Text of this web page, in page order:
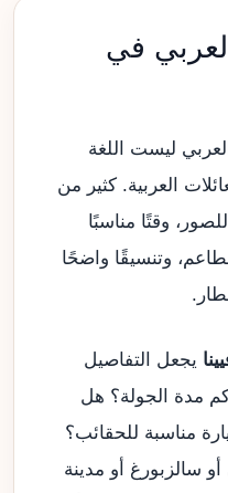
في
ليست اللغة
العربية. كثير من
وقتًا مناسبًا
وتنسيقًا واضحًا
يجعل التفاصيل
مدة الجولة؟ هل
مناسبة للحقائب؟
سالزبورغ أو مدينة